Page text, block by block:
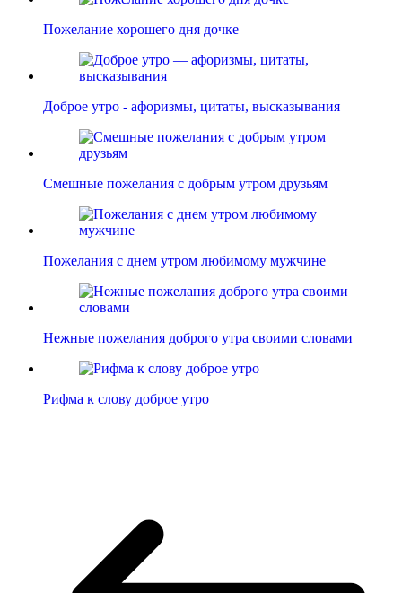
Пожелание хорошего дня дочке
Доброе утро - афоризмы, цитаты, высказывания
Смешные пожелания с добрым утром друзьям
Пожелания с днем утром любимому мужчине
Нежные пожелания доброго утра своими словами
Рифма к слову доброе утро